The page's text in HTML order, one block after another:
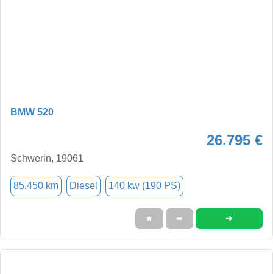
BMW 520
26.795 €
Schwerin, 19061
85.450 km Diesel 140 kw (190 PS)
★ ➦ ➜